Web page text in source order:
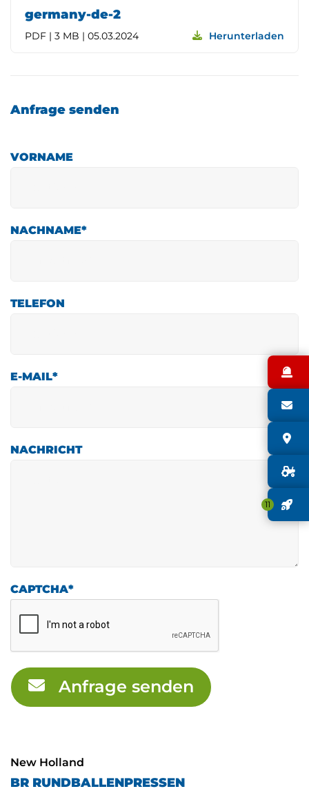
11
germany-de-2
PDF | 3 MB | 05.03.2024 Herunterladen
Anfrage senden
VORNAME
NACHNAME*
TELEFON
E-MAIL*
NACHRICHT
CAPTCHA*
Anfrage senden
New Holland
BR RUNDBALLENPRESSEN